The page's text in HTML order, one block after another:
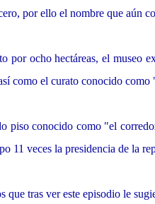
por ello el nombre que aún
por ocho hectáreas, el museo
como el curato conocido como
piso conocido como "el
11 veces la presidencia de la
que tras ver este episodio le